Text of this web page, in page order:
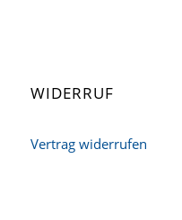
WIDERRUF
Vertrag widerrufen